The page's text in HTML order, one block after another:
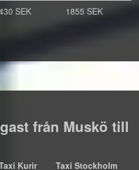
SEK 1855 SEK
från Muskö till
Kurir Taxi Stockholm